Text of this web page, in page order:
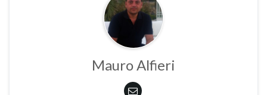
Mauro Alfieri